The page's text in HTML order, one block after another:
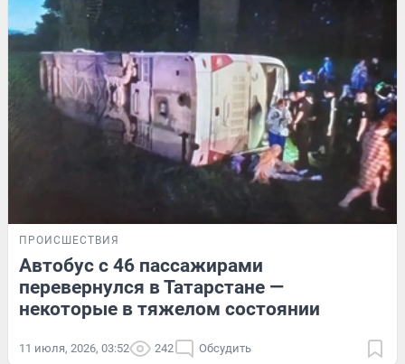
ПРОИСШЕСТВИЯ
Автобус с 46 пассажирами
перевернулся в Татарстане —
некоторые в тяжелом состоянии
11 июля, 2026, 03:52 242 Обсудить